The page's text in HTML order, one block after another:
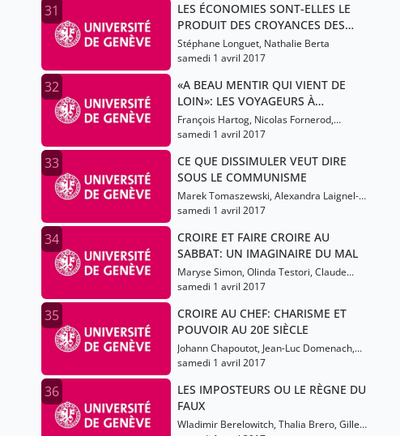
31
LES ÉCONOMIES SONT-ELLES LE
PRODUIT DES CROYANCES DES
ÉCONOMISTES?
Stéphane Longuet, Nathalie Berta
samedi 1 avril 2017
32
«A BEAU MENTIR QUI VIENT DE
LOIN»: LES VOYAGEURS À
L’ÉPREUVE DU DOUTE (16E-17E
SIÈCLES)
François Hartog, Nicolas Fornerod,
Yasmine Atlas
samedi 1 avril 2017
33
CE QUE DISSIMULER VEUT DIRE
SOUS LE COMMUNISME
Marek Tomaszewski, Alexandra Laignel-
Lavastine
samedi 1 avril 2017
34
CROIRE ET FAIRE CROIRE AU
SABBAT: UN IMAGINAIRE DU MAL
Maryse Simon, Olinda Testori, Claude
Gauvard, Martine Ostorero
samedi 1 avril 2017
35
CROIRE AU CHEF: CHARISME ET
POUVOIR AU 20E SIÈCLE
Johann Chapoutot, Jean-Luc Domenach,
Yves Cohen
samedi 1 avril 2017
36
LES IMPOSTEURS OU LE RÈGNE DU
FAUX
Wladimir Berelowitch, Thalia Brero, Gilles